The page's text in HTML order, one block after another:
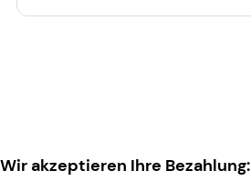
Wir akzeptieren Ihre Bezahlung: